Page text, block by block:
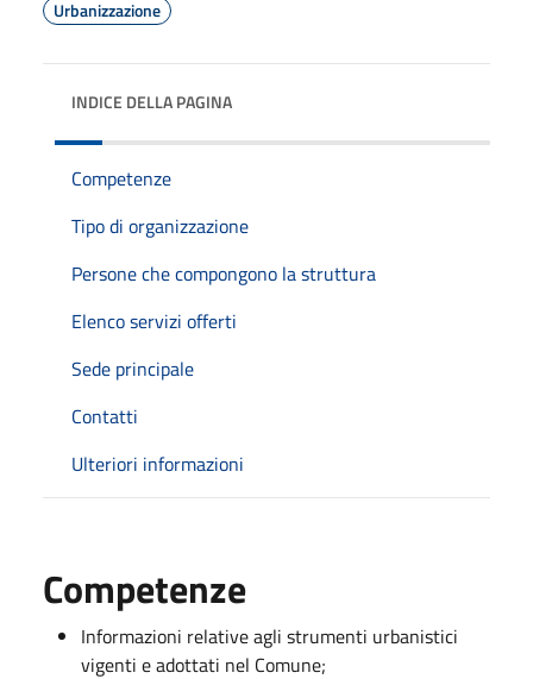
Urbanizzazione
INDICE DELLA PAGINA
Competenze
Tipo di organizzazione
Persone che compongono la struttura
Elenco servizi offerti
Sede principale
Contatti
Ulteriori informazioni
Competenze
Informazioni relative agli strumenti urbanistici
vigenti e adottati nel Comune;